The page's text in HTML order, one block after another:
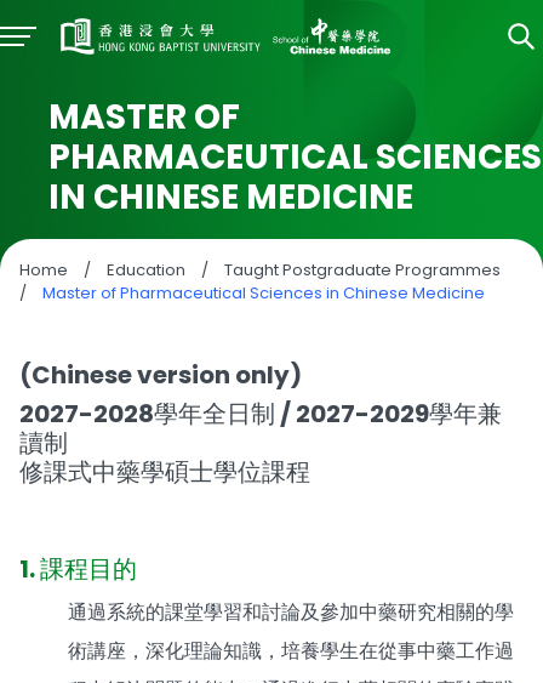
MASTER OF
PHARMACEUTICAL SCIENCES
IN CHINESE MEDICINE
Home / Education /
Taught Postgraduate Programmes
/
Master of Pharmaceutical Sciences in Chinese Medicine
(Chinese version only)
2027-2028學年全日制 / 2027-2029學年兼
讀制
修課式中藥學碩士學位課程
1. 課程目的
通過系統的課堂學習和討論及參加中藥研究相關的學
術講座，深化理論知識，培養學生在從事中藥工作過